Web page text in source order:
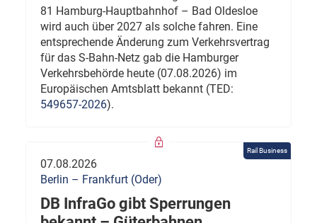
81 Hamburg-Hauptbahnhof – Bad Oldesloe
wird auch über 2027 als solche fahren. Eine
entsprechende Änderung zum Verkehrsvertrag
für das S-Bahn-Netz gab die Hamburger
Verkehrsbehörde heute (07.08.2026) im
Europäischen Amtsblatt bekannt (TED:
549657-2026).
Rail Business
07.08.2026
Berlin – Frankfurt (Oder)
DB InfraGo gibt Sperrungen